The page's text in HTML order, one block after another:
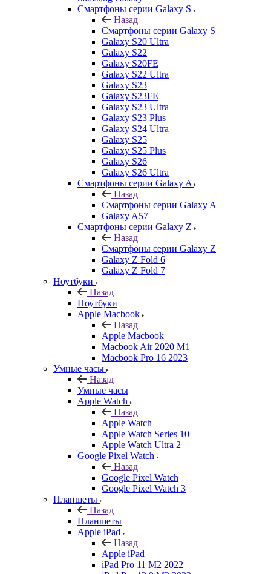
Смартфоны серии Galaxy S
Назад
Смартфоны серии Galaxy S
Galaxy S20 Ultra
Galaxy S22
Galaxy S20FE
Galaxy S22 Ultra
Galaxy S23
Galaxy S23FE
Galaxy S23 Ultra
Galaxy S23 Plus
Galaxy S24 Ultra
Galaxy S25
Galaxy S25 Plus
Galaxy S26
Galaxy S26 Ultra
Смартфоны серии Galaxy A
Назад
Смартфоны серии Galaxy A
Galaxy A57
Смартфоны серии Galaxy Z
Назад
Смартфоны серии Galaxy Z
Galaxy Z Fold 6
Galaxy Z Fold 7
Ноутбуки
Назад
Ноутбуки
Apple Macbook
Назад
Apple Macbook
Macbook Air 2020 M1
Macbook Pro 16 2023
Умные часы
Назад
Умные часы
Apple Watch
Назад
Apple Watch
Apple Watch Series 10
Apple Watch Ultra 2
Google Pixel Watch
Назад
Google Pixel Watch
Google Pixel Watch 3
Планшеты
Назад
Планшеты
Apple iPad
Назад
Apple iPad
iPad Pro 11 M2 2022